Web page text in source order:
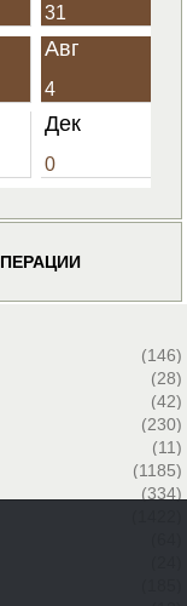
31
Авг
4
Дек
0
(146)
(28)
(42)
(230)
(11)
(1185)
(334)